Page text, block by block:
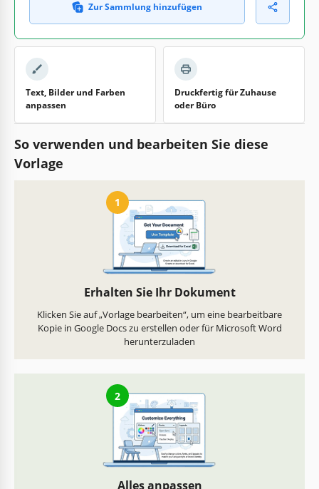
Zur Sammlung hinzufügen
Text, Bilder und Farben
anpassen
Druckfertig für Zuhause
oder Büro
So verwenden und bearbeiten Sie diese
Vorlage
1
Erhalten Sie Ihr Dokument
Klicken Sie auf „Vorlage bearbeiten“, um eine bearbeitbare
Kopie in Google Docs zu erstellen oder für Microsoft Word
herunterzuladen
2
Alles anpassen